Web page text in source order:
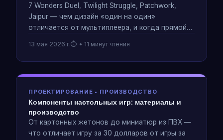
7 Wonders Duel, Twilight Struggle, Patchwork,
Jaipur — чем дизайн «один на один»
отличается от мультиплеера, и когда прямой
напряженность.
13 мая 2026 г. • 11 минут чтения
ПРОЕКТИРОВАНИЕ • ПРОИЗВОДСТВО
Компоненты настольных игр: материалы и
производство
От картонных жетонов до миниатюр из ПВХ —
что отличает игру за 30 долларов от игры за